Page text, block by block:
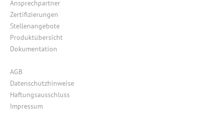
Ansprechpartner
Zertifizierungen
Stellenangebote
Produktübersicht
Dokumentation
AGB
Datenschutzhinweise
Haftungsausschluss
Impressum